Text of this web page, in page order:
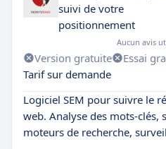
suivi de votre
positionnement
Aucun avis
Version gratuite Essai
Tarif sur demande
Logiciel SEM pour suivre le
web. Analyse des mots-clés,
moteurs de recherche,